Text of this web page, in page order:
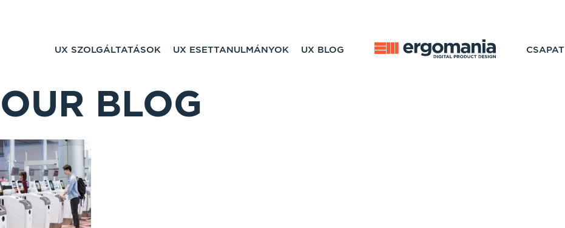
UX SZOLGÁLTATÁSOK UX ESETTANULMÁNYOK UX BLOG CSAPAT
OUR BLOG